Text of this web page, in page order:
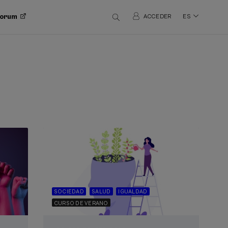
ACCEDER ES
SOCIEDAD SALUD
IGUALDAD
CURSO DE VERANO